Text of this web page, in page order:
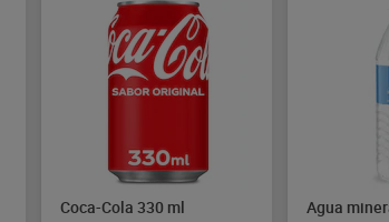
Coca-Cola 330 ml Agua